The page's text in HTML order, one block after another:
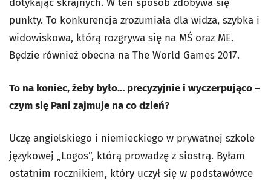
dotykając skrajnych. W ten sposób zdobywa się
punkty. To konkurencja zrozumiała dla widza, szybka i
widowiskowa, którą rozgrywa się na MŚ oraz ME.
Będzie również obecna na The World Games 2017.
To na koniec, żeby było… precyzyjnie i wyczerpująco –
czym się Pani zajmuje na co dzień?
Uczę angielskiego i niemieckiego w prywatnej szkole
językowej „Logos”, którą prowadzę z siostrą. Byłam
ostatnim rocznikiem, który uczył się w podstawówce